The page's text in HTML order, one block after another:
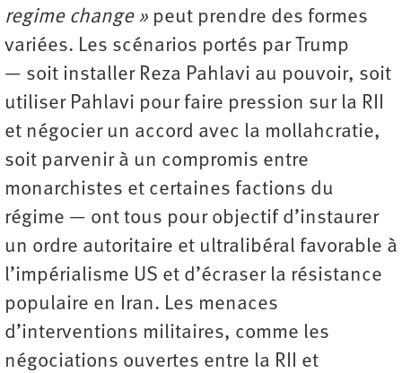
regime change » peut prendre des formes
variées. Les scénarios portés par Trump
— soit installer Reza Pahlavi au pouvoir, soit
utiliser Pahlavi pour faire pression sur la RII
et négocier un accord avec la mollahcratie,
soit parvenir à un compromis entre
monarchistes et certaines factions du
régime — ont tous pour objectif d’instaurer
un ordre autoritaire et ultralibéral favorable à
l’impérialisme US et d’écraser la résistance
populaire en Iran. Les menaces
d’interventions militaires, comme les
négociations ouvertes entre la RII et